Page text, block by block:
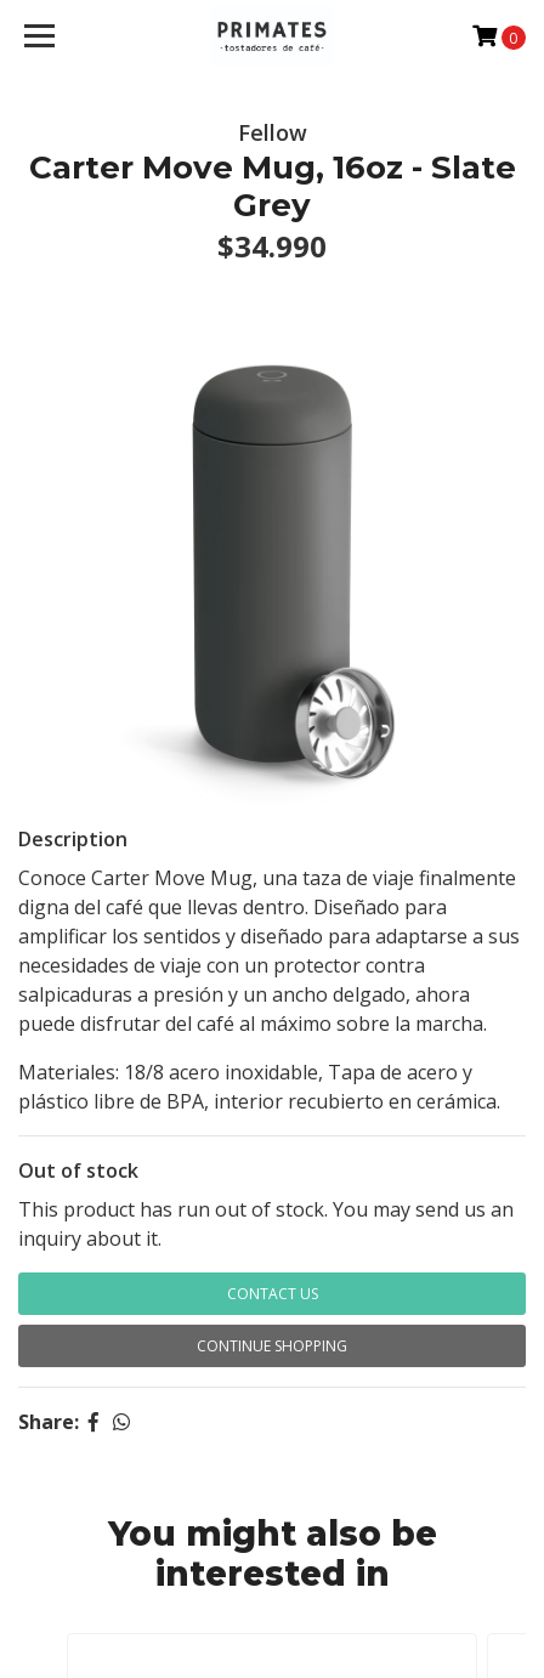
0
Fellow
Carter Move Mug, 16oz - Slate
Grey
$34.990
Description
Conoce Carter Move Mug, una taza de viaje finalmente
digna del café que llevas dentro. Diseñado para
amplificar los sentidos y diseñado para adaptarse a sus
necesidades de viaje con un protector contra
salpicaduras a presión y un ancho delgado, ahora
puede disfrutar del café al máximo sobre la marcha.
Materiales: 18/8 acero inoxidable, Tapa de acero y
plástico libre de BPA, interior recubierto en cerámica.
Out of stock
This product has run out of stock. You may send us an
inquiry about it.
CONTACT US
CONTINUE SHOPPING
Share:
You might also be
interested in